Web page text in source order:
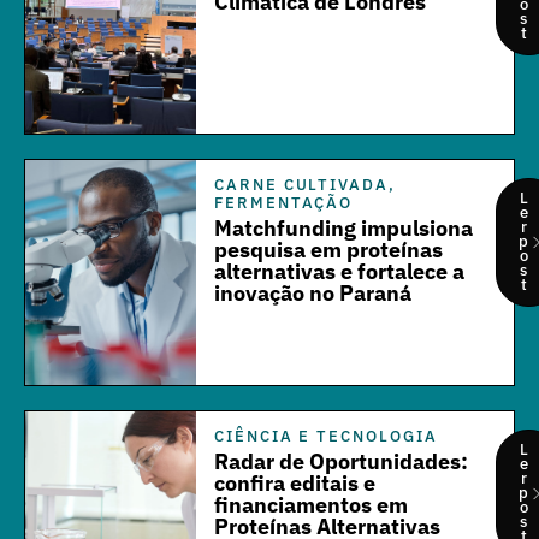
o
s
t
CARNE CULTIVADA,
FERMENTAÇÃO
Matchfunding impulsiona
pesquisa em proteínas
alternativas e fortalece a
inovação no Paraná
L
e
r
p
o
s
t
CIÊNCIA E TECNOLOGIA
Radar de Oportunidades:
confira editais e
financiamentos em
Proteínas Alternativas
L
e
r
p
o
s